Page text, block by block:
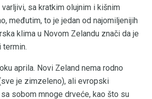
sa kratkim olujnim i kišnim
međutim, to je jedan od najomiljenijih
klima u Novom Zelandu znači da je
termin.
aprila. Novi Zeland nema rodno
je zimzeleno), ali evropski
sobom mnoge drveće, kao što su